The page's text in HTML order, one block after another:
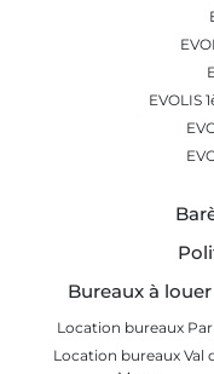
EVOLIS
Bureaux à louer
Location bureaux
Location bureaux Val